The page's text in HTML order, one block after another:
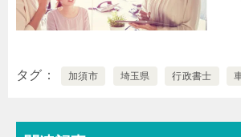
タグ 加須市 埼玉県 行政書士